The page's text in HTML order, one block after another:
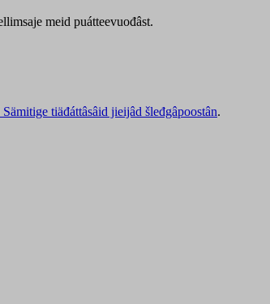
meid puátteevuođâst.
tiäđáttâsâid jieijâd šleđgâpoostân.